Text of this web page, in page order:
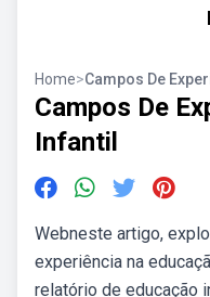
Home>Campos De
Campos De
Infantil
Webneste artigo,
experiência na
relatório de educação